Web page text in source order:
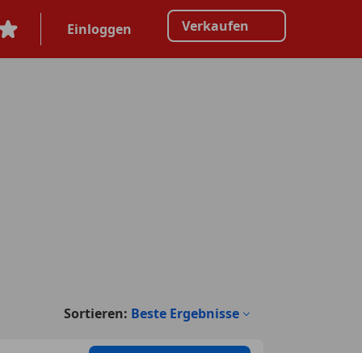
Einloggen Verkaufen
Sortieren: Beste Ergebnisse